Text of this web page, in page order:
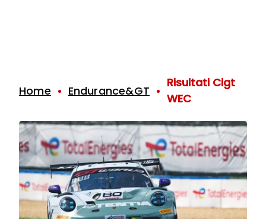
Home Endurance&GT
Risultati Cigt
WEC